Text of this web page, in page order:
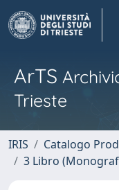
ArTS
Trieste
IRIS
Catalogo
3 Libro